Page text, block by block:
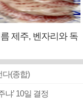
제주, 벤자리와 독
다(종합)
냐’ 10일 결정